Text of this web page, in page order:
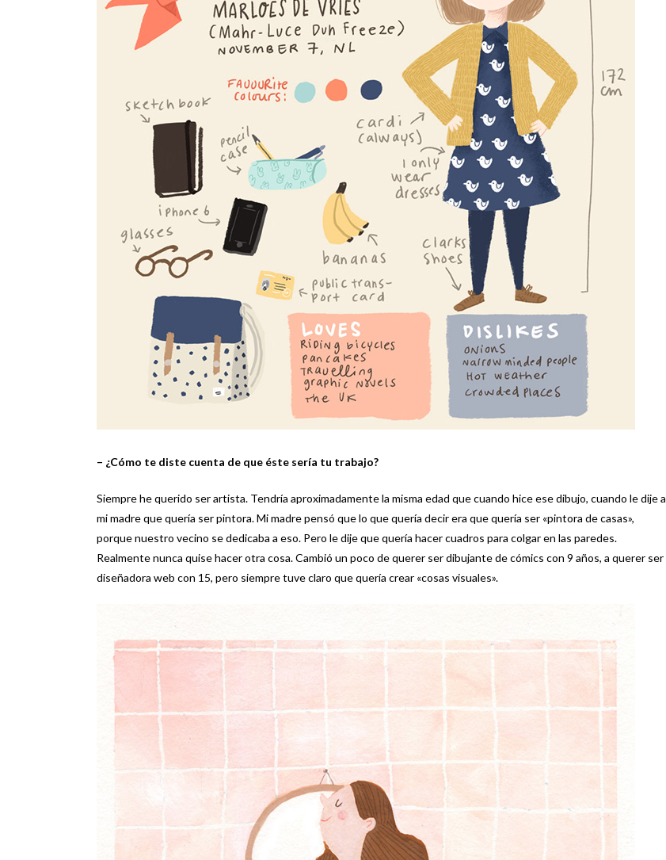
– ¿Cómo te diste cuenta de que éste sería tu trabajo?
Siempre he querido ser artista. Tendría aproximadamente la misma edad que cuando hice ese dibujo, cuando le dije a
mi madre que quería ser pintora. Mi madre pensó que lo que quería decir era que quería ser «pintora de casas»,
porque nuestro vecino se dedicaba a eso. Pero le dije que quería hacer cuadros para colgar en las paredes.
Realmente nunca quise hacer otra cosa. Cambió un poco de querer ser dibujante de cómics con 9 años, a querer ser
diseñadora web con 15, pero siempre tuve claro que quería crear «cosas visuales».